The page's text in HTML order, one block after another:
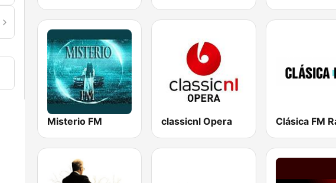
Misterio FM classicnl Opera Clásica FM